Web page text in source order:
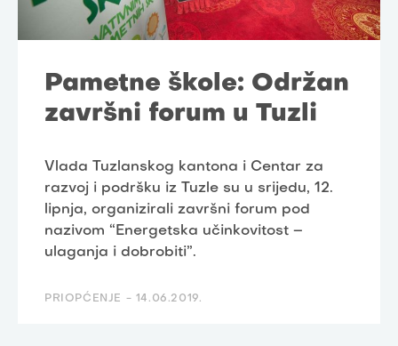
Pametne škole: Održan
završni forum u Tuzli
Vlada Tuzlanskog kantona i Centar za
razvoj i podršku iz Tuzle su u srijedu, 12.
lipnja, organizirali završni forum pod
nazivom “Energetska učinkovitost –
ulaganja i dobrobiti”.
PRIOPĆENJE - 14.06.2019.